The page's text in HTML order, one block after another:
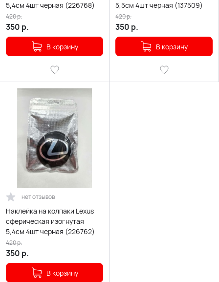
5,4см 4шт черная (226768)
350 р.
420р.
В корзину
5,5см 4шт черная (137509)
350 р.
420р.
В корзину
нет отзывов
Наклейка на колпаки Lexus
сферическая изогнутая
5,4см 4шт черная (226762)
350 р.
420р.
В корзину